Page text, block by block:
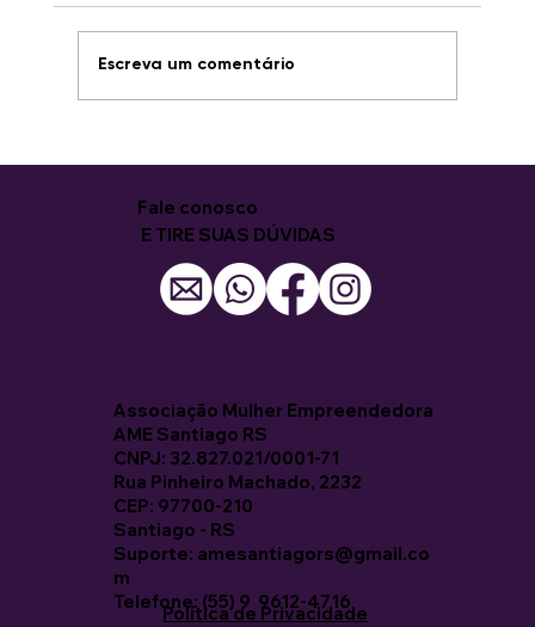
oportunidades
Escreva um comentário
Fale conosco
E TIRE SUAS DÚVIDAS
Associação Mulher Empreendedora
AME Santiago RS
CNPJ: 32.827.021/0001-71
Rua Pinheiro Machado, 2232
CEP: 97700-210
Santiago - RS
Suporte: amesantiagors@gmail.co
m
Telefone: (55) 9 9612-4716
Política de Privacidade